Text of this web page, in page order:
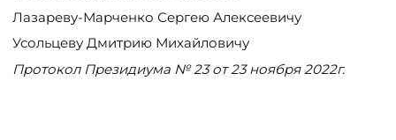
Лазареву-Марченко Сергею Алексеевичу
Усольцеву Дмитрию Михайловичу
Протокол Президиума № 23 от 23 ноября 2022г.